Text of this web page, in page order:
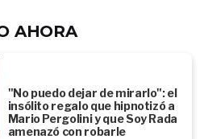
AHORA
"No puedo dejar de mirarlo": el
insólito regalo que hipnotizó a
Mario Pergolini y que Soy Rada
amenazó con robarle